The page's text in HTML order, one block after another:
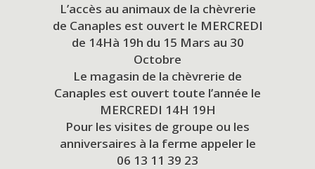
L’accès au animaux de la chèvrerie
de Canaples est ouvert le MERCREDI
de 14Hà 19h du 15 Mars au 30
Octobre
Le magasin de la chèvrerie de
Canaples est ouvert toute l’année le
MERCREDI 14H 19H
Pour les visites de groupe ou les
anniversaires à la ferme appeler le
06 13 11 39 23